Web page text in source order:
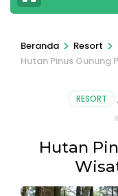
Beranda > Resort >
Hutan Pinus Gunung
RESORT
Hutan